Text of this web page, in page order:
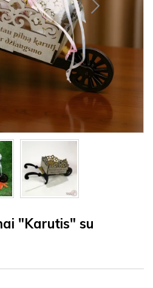
"Karutis" su